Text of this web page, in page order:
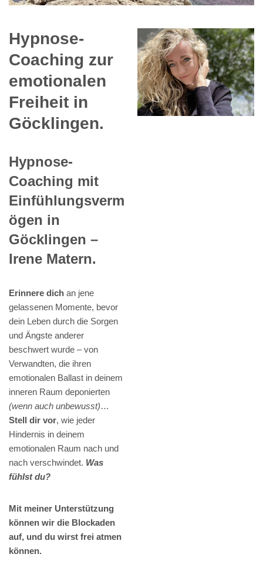
Hypnose-
Coaching zur
emotionalen
Freiheit in
Göcklingen.
Hypnose-
Coaching mit
Einfühlungsverm
ögen in
Göcklingen –
Irene Matern.
Erinnere dich an jene
gelassenen Momente, bevor
dein Leben durch die Sorgen
und Ängste anderer
beschwert wurde – von
Verwandten, die ihren
emotionalen Ballast in deinem
inneren Raum deponierten
(wenn auch unbewusst)…
Stell dir vor, wie jeder
Hindernis in deinem
emotionalen Raum nach und
nach verschwindet. Was
fühlst du?
Mit meiner Unterstützung
können wir die Blockaden
auf, und du wirst frei atmen
können.